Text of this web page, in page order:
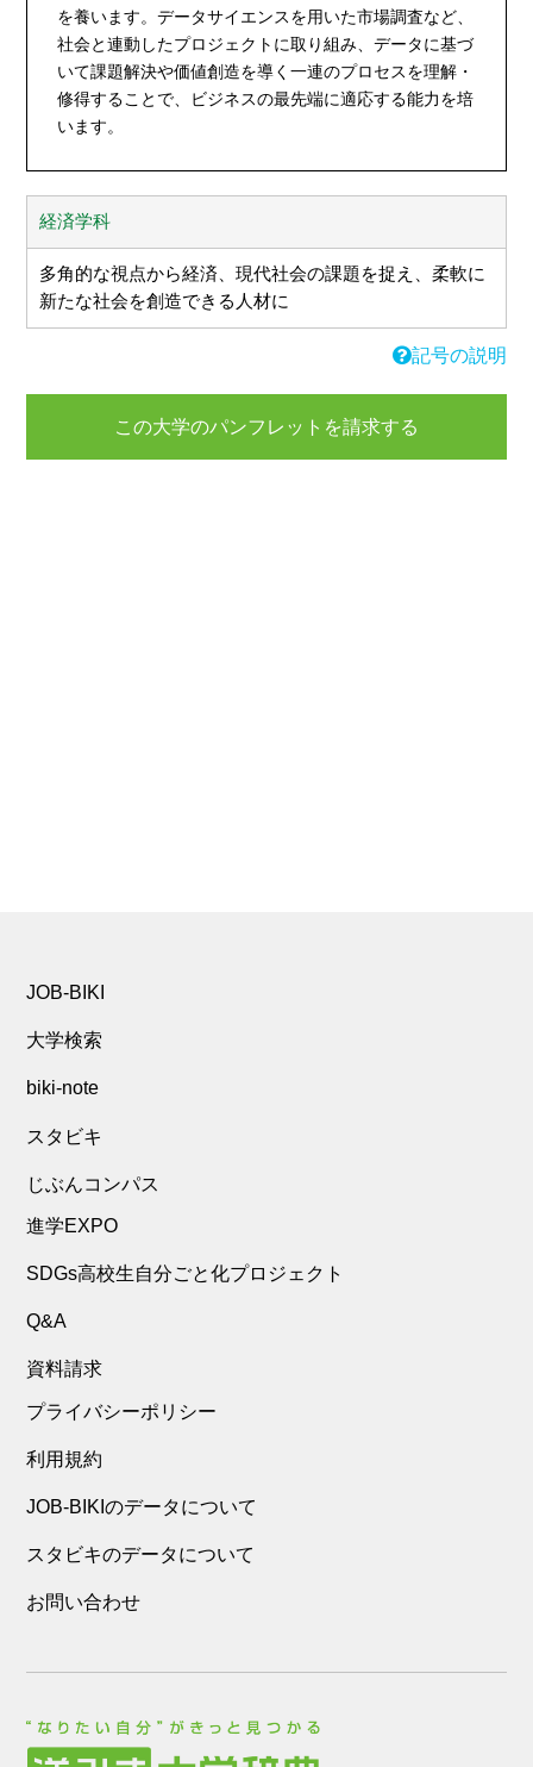
を養います。データサイエンスを用いた市場調査など、
社会と連動したプロジェクトに取り組み、データに基づ
いて課題解決や価値創造を導く一連のプロセスを理解・
修得することで、ビジネスの最先端に適応する能力を培
います。
経済学科
多角的な視点から経済、現代社会の課題を捉え、柔軟に
新たな社会を創造できる人材に
記号の説明
この大学のパンフレットを請求する
JOB-BIKI
大学検索
biki-note
スタビキ
じぶんコンパス
進学EXPO
SDGs高校生自分ごと化プロジェクト
Q&A
資料請求
プライバシーポリシー
利用規約
JOB-BIKIのデータについて
スタビキのデータについて
お問い合わせ